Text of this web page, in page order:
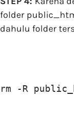
folder
dahulu folder
rm -R